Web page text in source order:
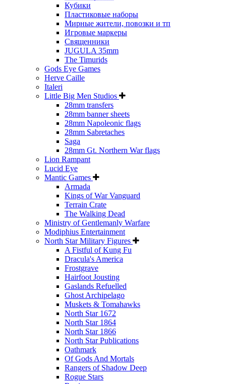
Кубики
Пластиковые наборы
Мирные жители, повозки и тп
Игровые маркеры
Священники
JUGULA 35mm
The Timurids
Gods Eye Games
Herve Caille
Italeri
Little Big Men Studios
28mm transfers
28mm banner sheets
28mm Napoleonic flags
28mm Sabretaches
Saga
28mm Gt. Northern War flags
Lion Rampant
Lucid Eye
Mantic Games
Armada
Kings of War Vanguard
Terrain Crate
The Walking Dead
Ministry of Gentlemanly Warfare
Modiphius Entertainment
North Star Military Figures
A Fistful of Kung Fu
Dracula's America
Frostgrave
Hairfoot Jousting
Gaslands Refuelled
Ghost Archipelago
Muskets & Tomahawks
North Star 1672
North Star 1864
North Star 1866
North Star Publications
Oathmark
Of Gods And Mortals
Rangers of Shadow Deep
Rogue Stars